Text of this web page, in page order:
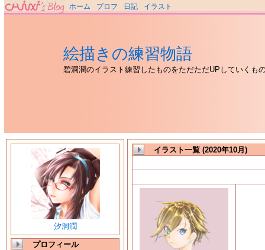
ホーム プロフ 日記 イラスト
絵描きの練習物語
碧洞潤のイラスト練習したものをただただUPしていくも
汐洞潤
プロフィール
イラスト一覧 (2020年10月)